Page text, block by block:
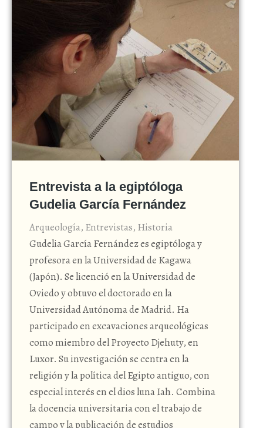
Entrevista a la egiptóloga
Gudelia García Fernández
Arqueología, Entrevistas, Historia
Gudelia García Fernández es egiptóloga y
profesora en la Universidad de Kagawa
(Japón). Se licenció en la Universidad de
Oviedo y obtuvo el doctorado en la
Universidad Autónoma de Madrid. Ha
participado en excavaciones arqueológicas
como miembro del Proyecto Djehuty, en
Luxor. Su investigación se centra en la
religión y la política del Egipto antiguo, con
especial interés en el dios luna Iah. Combina
la docencia universitaria con el trabajo de
campo y la publicación de estudios